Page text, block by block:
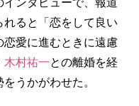
ンタビューで、報道
ると「恋をして良い
愛に進むときに遠慮
木村祐一との離婚を経
うかがわせた。